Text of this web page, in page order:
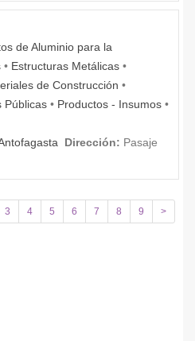
de Aluminio para la
• Estructuras Metálicas •
de Construcción •
Públicas • Productos - Insumos •
Dirección: Pasaje
3 4 5 6 7 8 9 >